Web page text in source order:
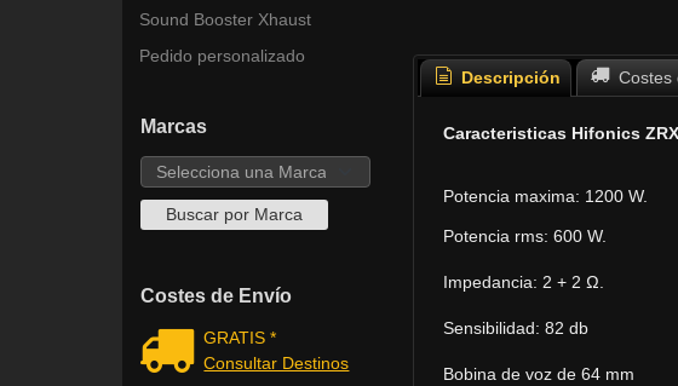
Sound Booster Xhaust
Pedido personalizado
Marcas
Costes de Envío
GRATIS *
Consultar Destinos
Descripción Costes
Caracteristicas Hifonics
Potencia maxima: 1200 W.
Potencia rms: 600 W.
Impedancia: 2 + 2 Ω.
Sensibilidad: 82 db
Bobina de voz de 64 mm